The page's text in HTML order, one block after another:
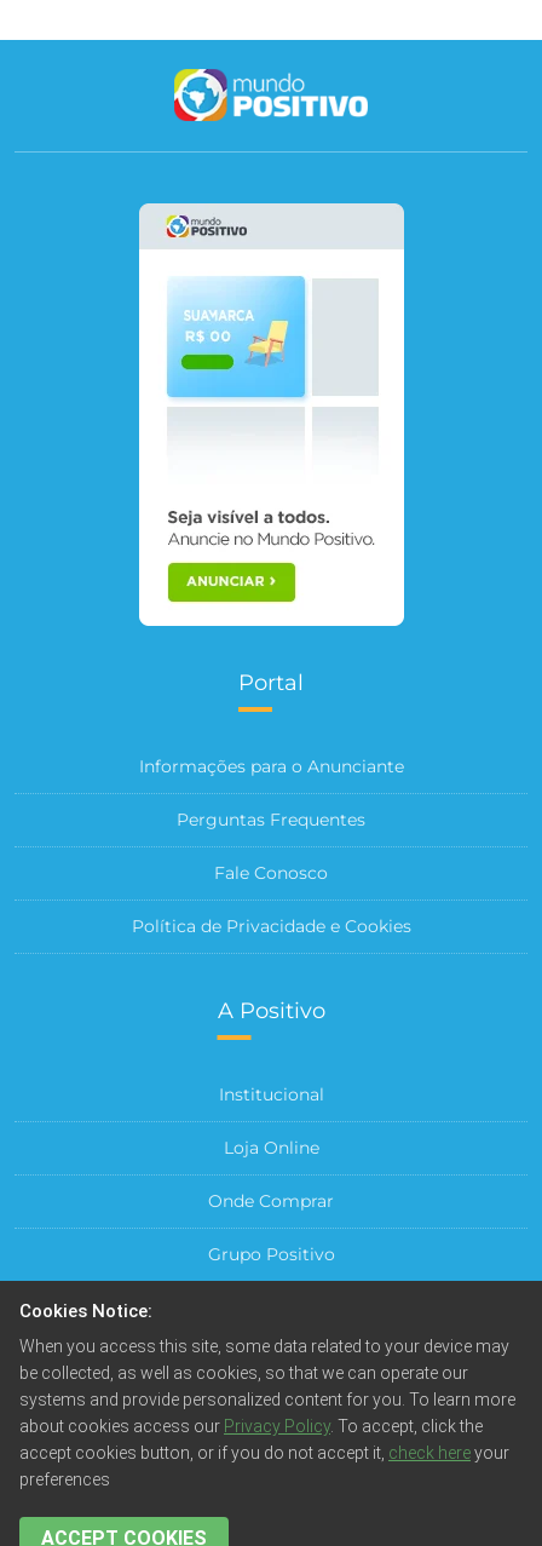
Portal
Informações para o Anunciante
Perguntas Frequentes
Fale Conosco
Política de Privacidade e Cookies
A Positivo
Institucional
Loja Online
Onde Comprar
Grupo Positivo
Central do Cliente
Lei da Informática.
Cookies Notice:
When you access this site, some data related to your device may
be collected, as well as cookies, so that we can operate our
systems and provide personalized content for you. To learn more
about cookies access our Privacy Policy. To accept, click the
accept cookies button, or if you do not accept it, check hereyour
preferences
ACCEPT COOKIES